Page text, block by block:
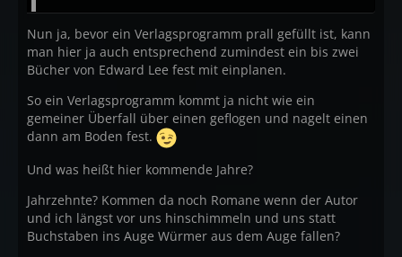
Nun ja, bevor ein Verlagsprogramm prall gefüllt ist, kann
man hier ja auch entsprechend zumindest ein bis zwei
Bücher von Edward Lee fest mit einplanen.
So ein Verlagsprogramm kommt ja nicht wie ein
gemeiner Überfall über einen geflogen und nagelt einen
dann am Boden fest.
Und was heißt hier kommende Jahre?
Jahrzehnte? Kommen da noch Romane wenn der Autor
und ich längst vor uns hinschimmeln und uns statt
Buchstaben ins Auge Würmer aus dem Auge fallen?